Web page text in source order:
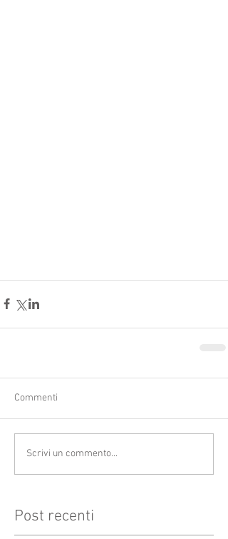
Commenti
Scrivi un commento...
Post recenti